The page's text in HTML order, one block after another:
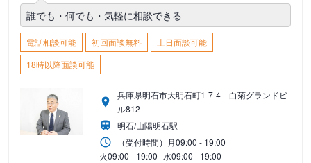
誰でも・何でも・気軽に相談できる
電話相談可能 初回面談無料
土日面談可能
18時以降面談可能
兵庫県明石市大明石町1-7-4 白菊グランドビ
ル812
明石/山陽明石駅
（受付時間） 月09:00 - 19:00
火09:00 - 19:00 水09:00 - 19:00